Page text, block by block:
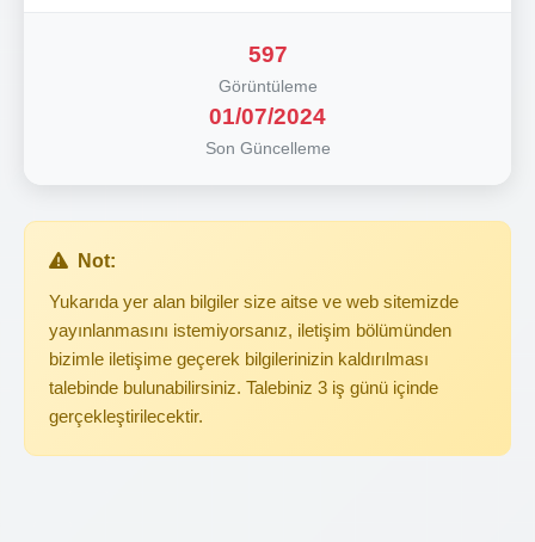
597
Görüntüleme
01/07/2024
Son Güncelleme
Not:
Yukarıda yer alan bilgiler size aitse ve web sitemizde
yayınlanmasını istemiyorsanız, iletişim bölümünden
bizimle iletişime geçerek bilgilerinizin kaldırılması
talebinde bulunabilirsiniz. Talebiniz 3 iş günü içinde
gerçekleştirilecektir.